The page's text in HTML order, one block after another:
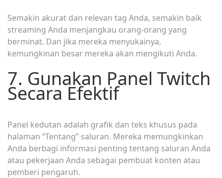
Semakin akurat dan relevan tag Anda, semakin baik
streaming Anda menjangkau orang-orang yang
berminat. Dan jika mereka menyukainya,
kemungkinan besar mereka akan mengikuti Anda.
7. Gunakan Panel Twitch
Secara Efektif
Panel kedutan adalah grafik dan teks khusus pada
halaman “Tentang” saluran. Mereka memungkinkan
Anda berbagi informasi penting tentang saluran Anda
atau pekerjaan Anda sebagai pembuat konten atau
pemberi pengaruh.